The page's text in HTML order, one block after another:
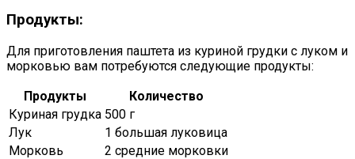
Продукты:
Для приготовления паштета из куриной грудки с луком и
морковью вам потребуются следующие продукты:
Продукты
Количество
Куриная грудка 500 г
Лук
1 большая луковица
Морковь
2 средние морковки